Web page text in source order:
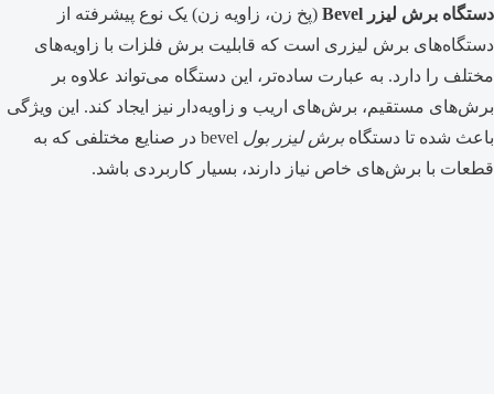
دستگاه برش لیزر Bevel
(پخ زن، زاویه زن) یک نوع پیشرفته از
دستگاه‌های برش لیزری است که قابلیت برش فلزات با زاویه‌های
مختلف را دارد. به عبارت ساده‌تر، این دستگاه می‌تواند علاوه بر
برش‌های مستقیم، برش‌های اریب و زاویه‌دار نیز ایجاد کند. این ویژگی
باعث شده تا دستگاه برش لیزر بول
bevel در صنایع مختلفی که به
قطعات با برش‌های خاص نیاز دارند، بسیار کاربردی باشد.